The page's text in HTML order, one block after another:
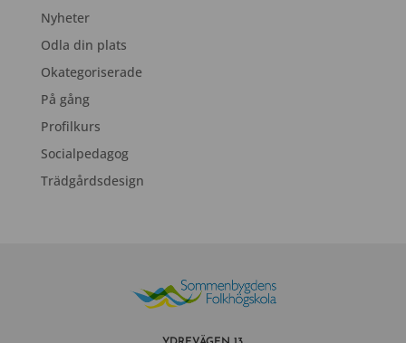
Nyheter
Odla din plats
Okategoriserade
På gång
Profilkurs
Socialpedagog
Trädgårdsdesign